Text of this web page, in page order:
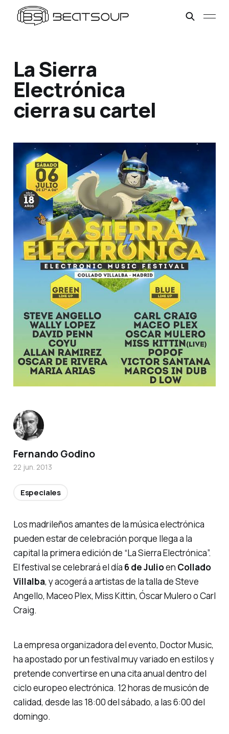
La Sierra
Electrónica
cierra su cartel
Los madrileños amantes de la música electrónica
pueden estar de celebración porque llega a la
capital la primera edición de “La Sierra Electrónica”.
El festival se celebrará el día 6 de Julioen Collado
Villalba, y acogerá a artistas de la talla de Steve
Angello, Maceo Plex, Miss Kittin, Óscar Mulero o Carl
Craig.
La empresa organizadora del evento, Doctor Music,
ha apostado por un festival muy variado en estilos y
pretende convertirse en una cita anual dentro del
ciclo europeo electrónica. 12 horas de musicón de
calidad, desde las 18:00 del sábado, a las 6:00 del
domingo.
Fernando Godino
22 jun. 2013
Especiales